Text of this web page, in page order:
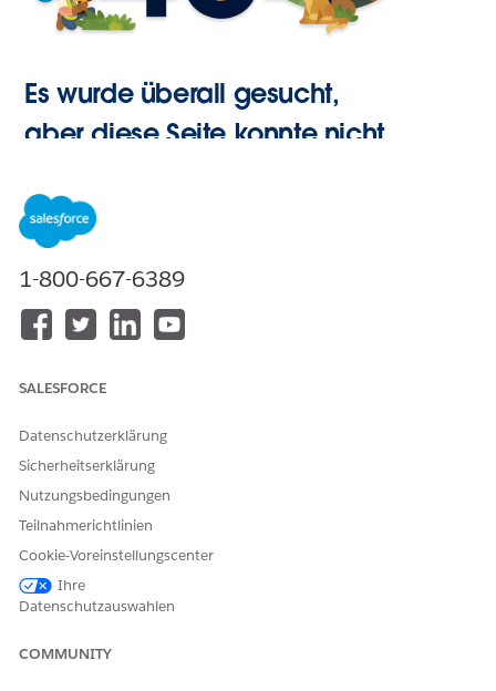
Es wurde überall gesucht,
aber diese Seite konnte nicht
1-800-667-6389
SALESFORCE
Datenschutzerklärung
Sicherheitserklärung
Nutzungsbedingungen
Teilnahmerichtlinien
Cookie-Voreinstellungscenter
Ihre
Datenschutzauswahlen
COMMUNITY